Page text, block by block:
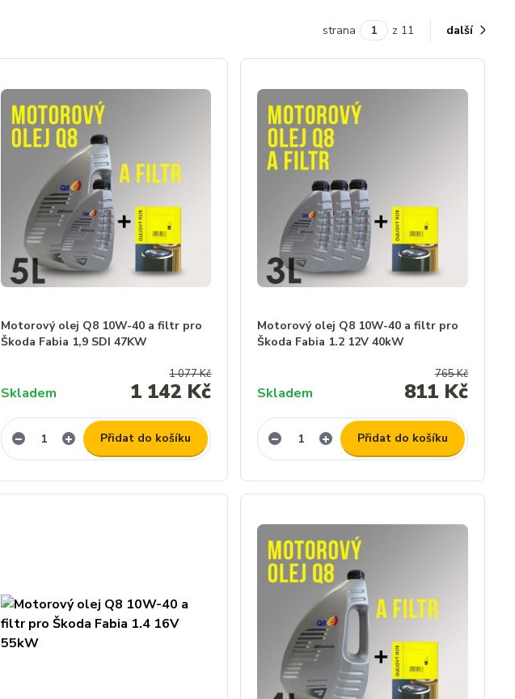
strana z 11 další
Motorový olej Q8 10W-40 a filtr pro
Škoda Fabia 1,9 SDI 47KW
1 077 Kč
1 142 Kč
Skladem
Přidat do košíku
Motorový olej Q8 10W-40 a filtr pro
Škoda Fabia 1.2 12V 40kW
765 Kč
811 Kč
Skladem
Přidat do košíku